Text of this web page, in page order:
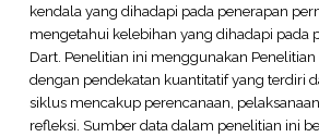
kendala yang dihadapi pada penerapan
mengetahui kelebihan yang dihadapi pada
Dart. Penelitian ini menggunakan Penelitian
dengan pendekatan kuantitatif yang terdiri
siklus mencakup perencanaan,
refleksi. Sumber data dalam penelitian ini